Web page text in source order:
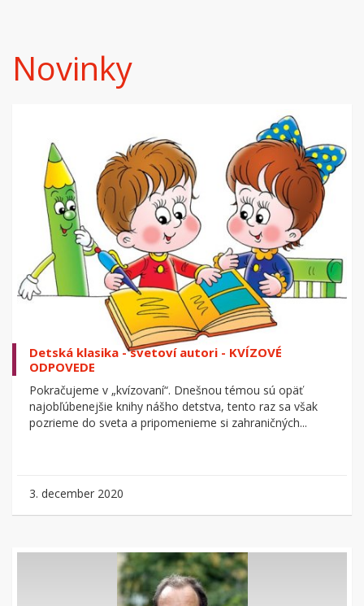
Novinky
Detská klasika - svetoví autori - KVÍZOVÉ
ODPOVEDE
Pokračujeme v „kvízovaní“. Dnešnou témou sú opäť
najobľúbenejšie knihy nášho detstva, tento raz sa však
pozrieme do sveta a pripomenieme si zahraničných...
3. december 2020